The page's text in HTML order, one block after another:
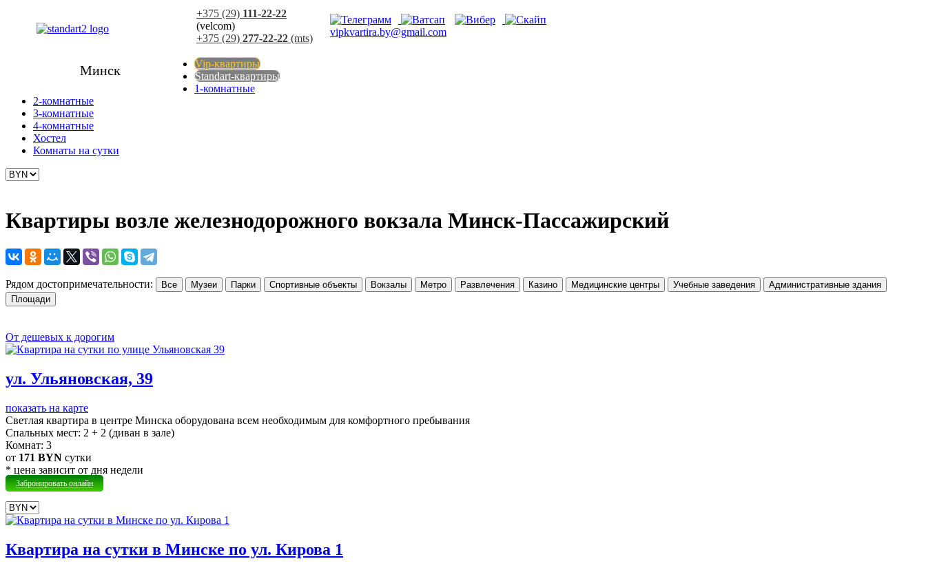
Минск
+375 (29) 111-22-22
(velcom)
+375 (29) 277-22-22 (mts)
vipkvartira.by@gmail.com
Vip-квартиры
Standart-квартиры
1-комнатные
2-комнатные
3-комнатные
4-комнатные
Хостел
Комнаты на сутки
Квартиры возле железнодорожного вокзала Минск-Пассажирский
Рядом достопримечательности: Все Музеи Парки Спортивные объекты Вокзалы Метро Развлечения Казино Медицинские центры Учебные заведения
Административные здания
Площади
От дешевых к дорогим
ул. Ульяновская, 39
показать на карте
Светлая квартира в центре Минска оборудована всем необходимым для комфортного пребывания
Cпальных мест: 2 + 2 (диван в зале)
Комнат: 3
от 171 BYN сутки
* цена зависит от дня недели
Забронировать онлайн
Квартира на сутки в Минске по ул. Кирова 1